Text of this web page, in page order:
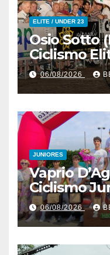
ELITE / UNDER 23
Osio Sotto
Ciclismo
Stelle :
Padovani-
su Andrea
(Beltrami
06/08/2026
JUNIORES
Vaprio
Ciclismo
Memorial
valsusano
Marangon
Senaghese)
06/08/2026